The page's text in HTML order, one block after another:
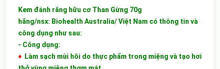
Kem đánh răng hữu cơ Than Gừng 70g
hãng/nsx: Biohealth Australia/ Việt Nam có thông tin và
công dụng như sau:
- Công dụng:
♦ Làm sạch mùi hôi do thực phẩm trong miệng và tạo hơi